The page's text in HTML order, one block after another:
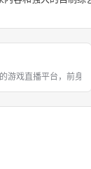
游戏直播平台，前身